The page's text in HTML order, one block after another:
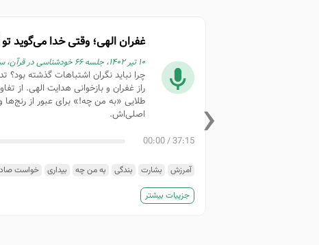
غفران الهی؛ وقتی خدا می‌گوید تو
۱۰ تیر ۱۴۰۲، جلسه ۶۶ خودشناسی در قرآن، سوره حجر، آیات ۴۹-۵۰
چرا نباید نگران اشتباهات گذشته بود؟
راز غفران و بازخوانی هدایت الهی. از
طلایی «به من چه!» برای عبور از
اصلی‌اش.
37:15
/
00:00
آمرزش بشارت بندگی به من چه بیداری خواست
رحیم
عالم ذر
جزییات بیشتر
‹